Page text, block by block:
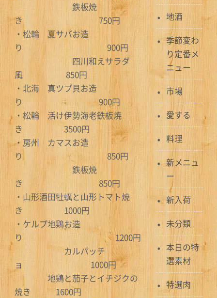
鉄板焼
き 750円
・松輪 夏サバお造
り 900円
四川和えサラダ
風 850円
・北海 真ツブ貝お造
り 900円
・松輪 活け伊勢海老鉄板焼
き 3500円
・房州 カマスお造
り 850円
鉄板焼
き 850円
・山形酒田牡蠣と山形トマト焼
き 1000円
・ケルプ地鶏お造
り 1200円
カルパッチ
ョ 1000円
地鶏と茄子とイチジクの
焼き 1600円
地酒
季節変わ
り定番メ
ニュー
市場
愛する
料理
新メニュ
ー
新入荷
未分類
本日の特
選素材
特選肉